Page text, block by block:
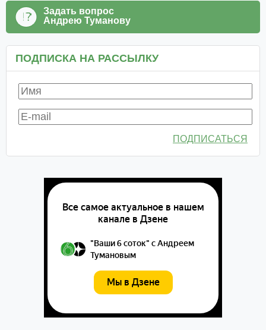
Задать вопрос
Андрею Туманову
ПОДПИСКА НА РАССЫЛКУ
ПОДПИСАТЬСЯ